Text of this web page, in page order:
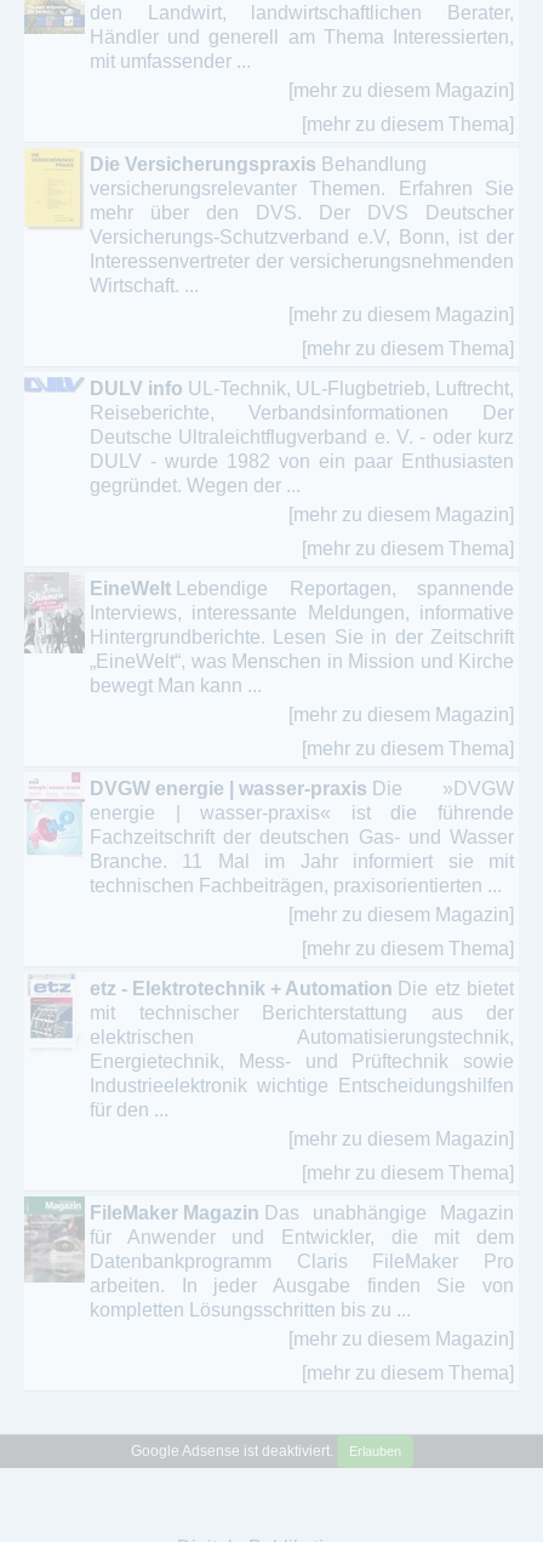
Heilpraktiker - Osteopathie
Homöopathie - Alternative Heilmethoden
Humanmedizin
Kardiologie - Elektrophysiologie – kardiovaskuläre
Medizin
Labormedizin Hämostaseologie -
Lymphologie - Ödematologie
Medizintechnik
Naturheilkunde - Naturmedizin – ganzheitliche
Medizin
Neurologie - Nervenheilkunde – Neurochirurgie -
Psychiatrie
Onkologie - Strahlentherapie
Online Magazin / ePaper - Gesundheit - Therapie -
Medizin
Pädiatrie - Kindermedizin - Jugendmedizin
Pathologie - Chemische Physiologie
Pharmakologie - Toxikologie
Phlebologie - Gefäßchirurgie - Arteriosklerose
Pneumologie - Lungenheilkunde -
Beatmungsmedizin
Produkte für Mediziner - Hygiene – Praxisbedarf
Psychotherapie - Psychiatrie - Psychosomatik
Radiologie - Nuklearmedizin - Radioonkologie
Rechtsberatung für Ärzte - Medizinrecht
Rechtsmedizin
Rettungsmedizin - Notfallmedizin - Intensivmedizin
Sozialmedizin - Epidemiologie
den Landwirt, landwirtschaftlichen Berater,
Händler und generell am Thema Interessierten,
mit umfassender ...
[mehr zu diesem Magazin]
[mehr zu diesem Thema]
Die Versicherungspraxis Behandlung
versicherungsrelevanter Themen. Erfahren Sie
mehr über den DVS. Der DVS Deutscher
Versicherungs-Schutzverband e.V, Bonn, ist der
Interessenvertreter der versicherungsnehmenden
Wirtschaft. ...
[mehr zu diesem Magazin]
[mehr zu diesem Thema]
DULV info UL-Technik, UL-Flugbetrieb, Luftrecht,
Reiseberichte, Verbandsinformationen Der
Deutsche Ultraleichtflugverband e. V. - oder kurz
DULV - wurde 1982 von ein paar Enthusiasten
gegründet. Wegen der ...
[mehr zu diesem Magazin]
[mehr zu diesem Thema]
EineWelt
Lebendige Reportagen, spannende
Interviews, interessante Meldungen, informative
Hintergrundberichte. Lesen Sie in der Zeitschrift
„EineWelt“, was Menschen in Mission und Kirche
bewegt Man kann ...
[mehr zu diesem Magazin]
[mehr zu diesem Thema]
DVGW energie | wasser-praxis Die »DVGW
energie | wasser-praxis« ist die führende
Fachzeitschrift der deutschen Gas- und Wasser
Branche. 11 Mal im Jahr informiert sie mit
technischen Fachbeiträgen, praxisorientierten ...
[mehr zu diesem Magazin]
[mehr zu diesem Thema]
etz - Elektrotechnik + Automation Die etz bietet
mit technischer Berichterstattung aus der
elektrischen Automatisierungstechnik,
Energietechnik, Mess- und Prüftechnik sowie
Industrieelektronik wichtige Entscheidungshilfen
für den ...
[mehr zu diesem Magazin]
[mehr zu diesem Thema]
FileMaker Magazin Das unabhängige Magazin
für Anwender und Entwickler, die mit dem
Datenbankprogramm Claris FileMaker Pro
arbeiten. In jeder Ausgabe finden Sie von
kompletten Lösungsschritten bis zu ...
[mehr zu diesem Magazin]
[mehr zu diesem Thema]
Google Adsense ist deaktiviert. Erlauben